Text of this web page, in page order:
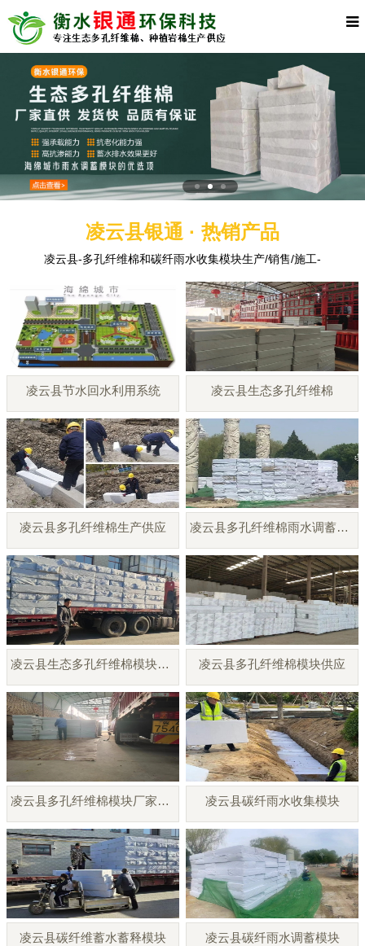
凌云县银通 · 热销产品
凌云县-多孔纤维棉和碳纤雨水收集模块生产/销售/施工-
凌云县节水回水利用系统 凌云县生态多孔纤维棉
凌云县多孔纤维棉生产供应 凌云县多孔纤维棉雨水调蓄模块
凌云县生态多孔纤维棉模块厂家 凌云县多孔纤维棉模块供应
凌云县多孔纤维棉模块厂家直销 凌云县碳纤雨水收集模块
凌云县碳纤维蓄水蓄释模块 凌云县碳纤雨水调蓄模块